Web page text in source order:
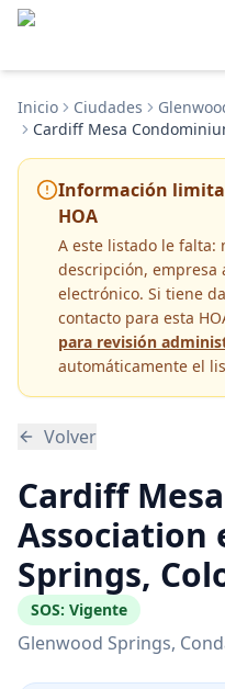
Inicio Ciudades
Cardiff Mesa
Información
HOA
A este listado le falta:
descripción,
electrónico. Si tiene
contacto para esta
para revisión
automáticamente el
Volver
Cardiff
Association
Springs,
SOS: Vigente
Glenwood Springs,